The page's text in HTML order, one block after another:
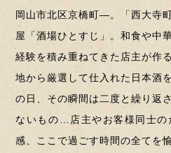
岡山市北区京橋町―。「西大寺
屋「酒場ひとすじ」。和食や中
経験を積み重ねてきた店主が作
地から厳選して仕入れた日本酒
の日、その瞬間は二度と繰り返
ないもの…店主やお客様同士の
感、ここで過ごす時間の全てを